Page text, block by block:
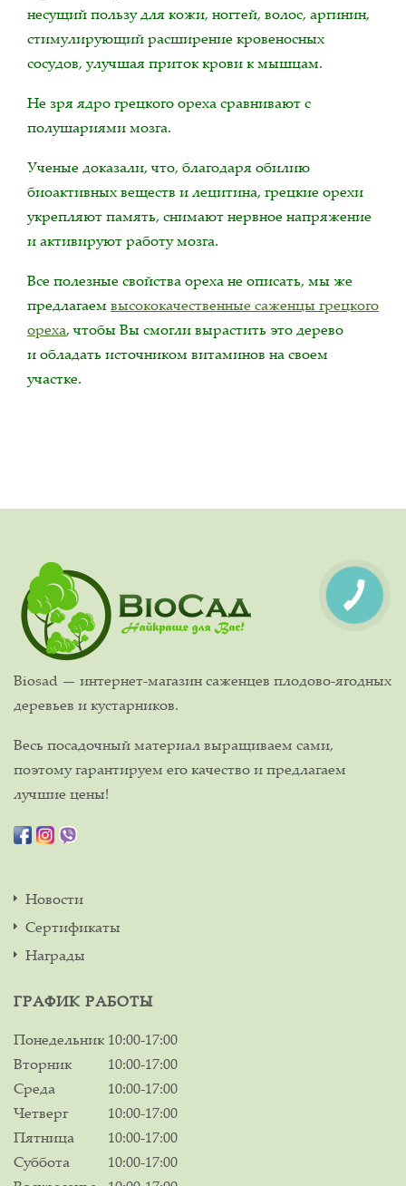
несущий пользу для кожи, ногтей, волос, аргинин,
стимулирующий расширение кровеносных
сосудов, улучшая приток крови к мышцам.
Не зря ядро ​​грецкого ореха сравнивают с
полушариями мозга.
Ученые доказали, что, благодаря обилию
биоактивных веществ и лецитина, грецкие орехи
укрепляют память, снимают нервное напряжение
и активируют работу мозга.
Все полезные свойства ореха не описать, мы же
предлагаем высококачественные саженцы грецкого
ореха, чтобы Вы смогли вырастить это дерево
и обладать источником витаминов на своем
участке.
Biosad — интернет-магазин саженцев плодово-ягодных
деревьев и кустарников.
Весь посадочный материал выращиваем сами,
поэтому гарантируем его качество и предлагаем
лучшие цены!
Новости
Сертификаты
Награды
ГРАФИК РАБОТЫ
Понедельник 10:00-17:00
Вторник
10:00-17:00
Среда
10:00-17:00
Четверг
10:00-17:00
Пятница
10:00-17:00
Суббота
10:00-17:00